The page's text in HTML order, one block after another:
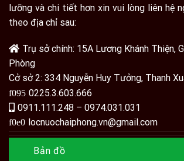
lưỡng và chi tiết hơn xin vui lòng liên hệ
theo địa chỉ sau:
Trụ sở chính: 15A Lương Khánh Thiện,
Phòng
Cở sở 2: 334 Nguyễn Huy Tưởng, Thanh
0225.3.603.666
0911.111.248 – 0974.031.031
locnuochaiphong.vn@gmail.com
Bản đồ